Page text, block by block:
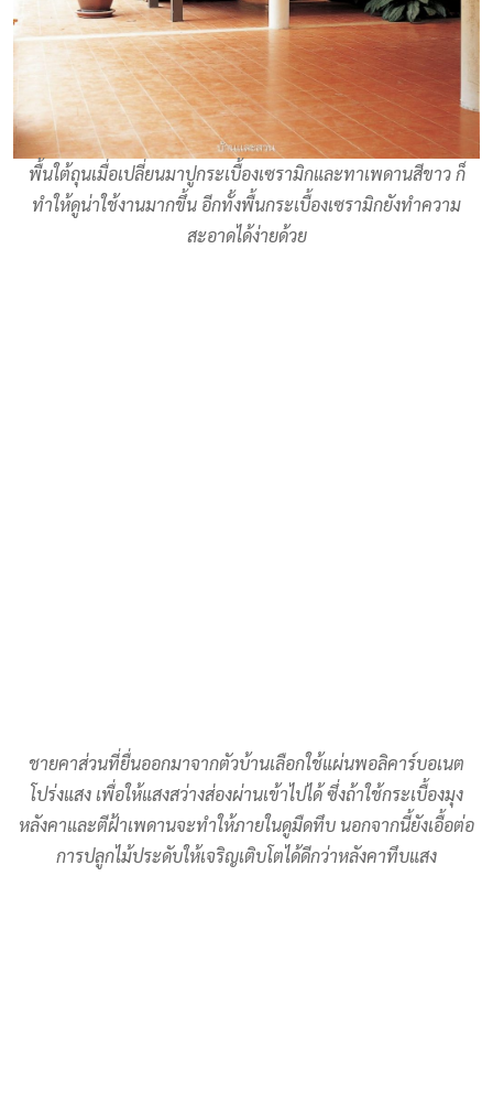
พื้นใต้ถุนเมื่อเปลี่ยนมาปูกระเบื้องเซรามิกและทาเพดานสีขาว ก็
ทำให้ดูน่าใช้งานมากขึ้น อีกทั้งพื้นกระเบื้องเซรามิกยังทำความ
สะอาดได้ง่ายด้วย
ชายคาส่วนที่ยื่นออกมาจากตัวบ้านเลือกใช้แผ่นพอลิคาร์บอเนต
โปร่งแสง เพื่อให้แสงสว่างส่องผ่านเข้าไปได้ ซึ่งถ้าใช้กระเบื้องมุง
หลังคาและตีฝ้าเพดานจะทำให้ภายในดูมืดทึบ นอกจากนี้ยังเอื้อต่อ
การปลูกไม้ประดับให้เจริญเติบโตได้ดีกว่าหลังคาทึบแสง